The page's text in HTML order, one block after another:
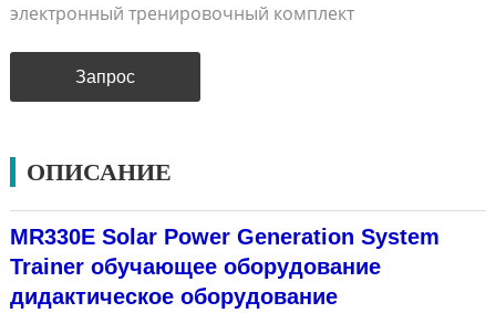
электронный тренировочный комплект
Запрос
ОПИСАНИЕ
MR330E Solar Power Generation System
Trainer обучающее оборудование
дидактическое оборудование